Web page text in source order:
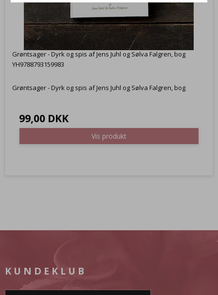
Grøntsager - Dyrk og spis af Jens Juhl og Sølva Falgren, bog
YH9788793159983
Grøntsager - Dyrk og spis af Jens Juhl og Sølva Falgren, bog
99,00 DKK
Vis produkt
KUNDEKLUB